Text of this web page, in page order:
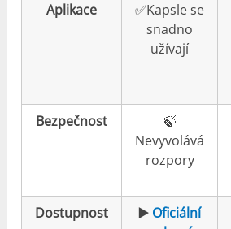
Aplikace
✅Kapsle se
snadno
užívají
Bezpečnost
🍃
Nevyvolává
rozpory
Dostupnost
▶️ Oficiální